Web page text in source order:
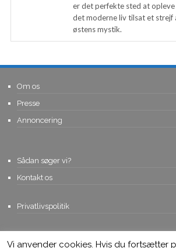
er det perfekte sted at opleve
det moderne liv tilsat et strejf
østens mystik.
Om os
Presse
Annoncering
Sådan søger vi?
Kontakt os
Privatlivspolitik
© Copyright 2015, Viviro.com ApS- Alle
Vi anvender cookies. Hvis du fortsætter